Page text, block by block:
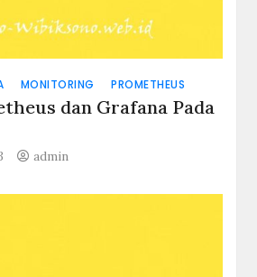
MONITORING PROMETHEUS
dan Grafana Pada
admin